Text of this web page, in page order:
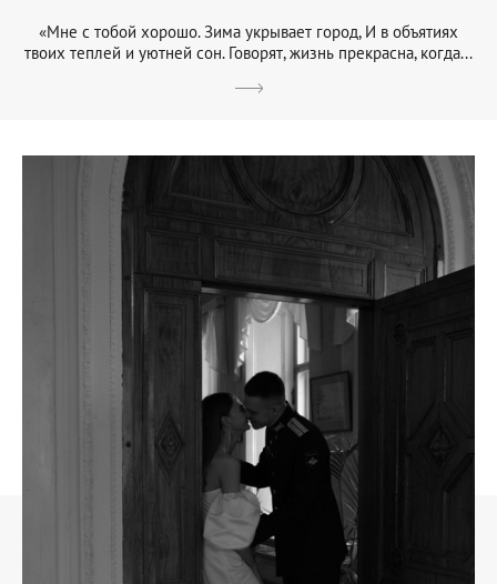
«Мне с тобой хорошо. Зима укрывает город, И в объятиях
твоих теплей и уютней сон. Говорят, жизнь прекрасна, когда...